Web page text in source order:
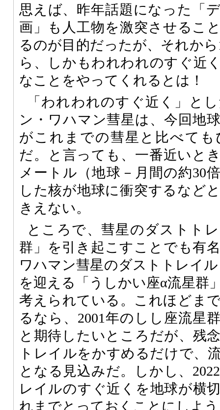
思えば、昨年話題になった「
画」も人工物を激突させるこ
るのが目的だったが、それか
ら、しかもわれわれのすぐ近
なことをやってくれるとは！
「われわれのすぐ近く」と
ン・ワハマン彗星は、今回地
がこれまでの彗星と比べて
だ。と言っても、一番近いと
メートル（地球－月間の約30
した核が地球に衝突するなど
きえない。
ところで、彗星のダストト
群」を引き起こすことでも有
ワハマン彗星のダストトレイ
を迎える「うしかい座α流星群
考えられている。これほどま
るなら、2001年のしし座流星
と期待したいところだが、残
トレイルをかすめるだけで、
となる見込みだ。しかし、
レイルのすぐ近くを地球が横
れまでとっておくことにしよ